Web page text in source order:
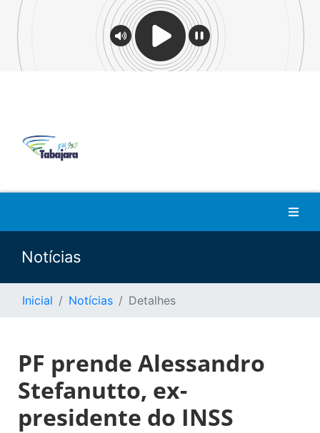
Notícias
Inicial Notícias Detalhes
PF prende Alessandro
Stefanutto, ex-
presidente do INSS